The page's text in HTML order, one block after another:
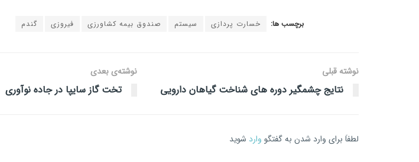
برچسب ها: خسارت پردازی سیستم صندوق بیمه کشاورزی فیروزی گندم
نوشته قبلی
نتایج چشمگیر دوره های شناخت گیاهان دارویی
نوشته‌ی بعدی
تخت گاز سایپا در جاده نوآوری
لطفاَ برای وارد شدن به گفتگو وارد شوید